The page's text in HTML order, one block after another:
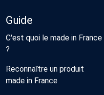
Guide
C'est quoi le made in France
?
Reconnaître un produit
made in France